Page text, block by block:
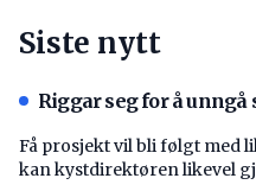
Siste nytt
Riggar seg for å
Få prosjekt vil bli følgt med
kan kystdirektøren likevel